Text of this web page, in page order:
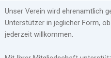
Unser Verein wird ehrenamtlich
Unterstützer in jeglicher Form,
jederzeit willkommen.